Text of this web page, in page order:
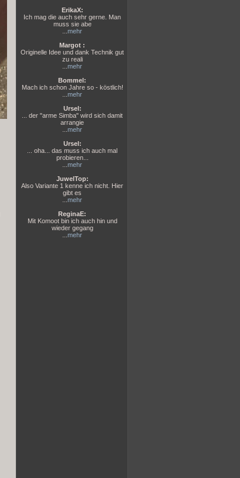
ErikaX:
Ich mag die auch sehr gerne. Man
muss sie abe
mehr
Margot :
Originelle Idee und dank Technik gut
zu reali
mehr
Bommel:
Mach ich schon Jahre so - köstlich!
mehr
Ursel:
... der "arme Simba" wird sich damit
arrangie
mehr
Ursel:
... oha... das muss ich auch mal
probieren...
mehr
JuwelTop:
Also Variante 1 kenne ich nicht. Hier
gibt es
mehr
ReginaE:
Mit Komoot bin ich auch hin und
wieder gegang
mehr